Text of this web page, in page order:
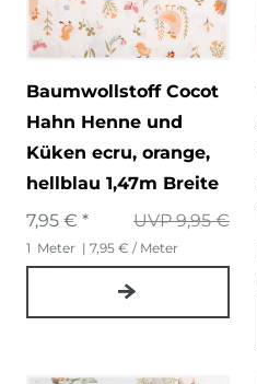
Baumwollstoff Cocot
Hahn Henne und
Küken ecru, orange,
hellblau 1,47m Breite
UVP 9,95 €
7,95 € *
1 Meter | 7,95 € / Meter